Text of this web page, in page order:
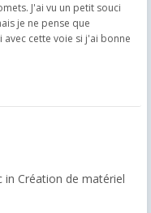
J'ai vu un petit souci
je ne pense que
cette voie si j'ai bonne
in Création de matériel